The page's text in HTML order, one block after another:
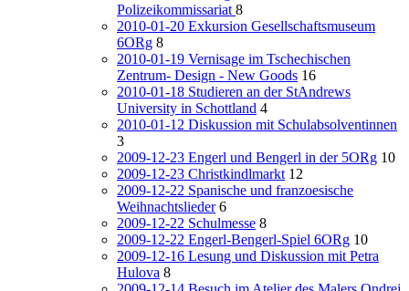
Polizeikommissariat 8
2010-01-20 Exkursion Gesellschaftsmuseum
6ORg 8
2010-01-19 Vernisage im Tschechischen
Zentrum- Design - New Goods 16
2010-01-18 Studieren an der StAndrews
University in Schottland 4
2010-01-12 Diskussion mit Schulabsolventinnen
3
2009-12-23 Engerl und Bengerl in der 5ORg 10
2009-12-23 Christkindlmarkt 12
2009-12-22 Spanische und franzoesische
Weihnachtslieder 6
2009-12-22 Schulmesse 8
2009-12-22 Engerl-Bengerl-Spiel 6ORg 10
2009-12-16 Lesung und Diskussion mit Petra
Hulova 8